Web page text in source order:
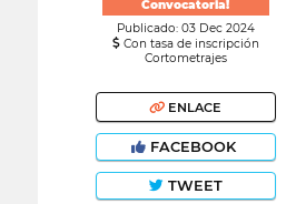
Convocatoria!
Publicado: 03 Dec 2024
Con tasa de inscripción
Cortometrajes
ENLACE
FACEBOOK
TWEET